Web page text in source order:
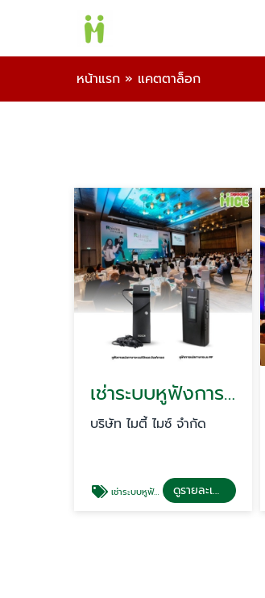
หน้าแรก » แคตตาล็อก
เช่าระบบหูฟังการแปลภาษา
บริษัท ไมตี้ ไมซ์ จำกัด
เช่าระบบหูฟังการแปลภาษา ดูรายละเอียด